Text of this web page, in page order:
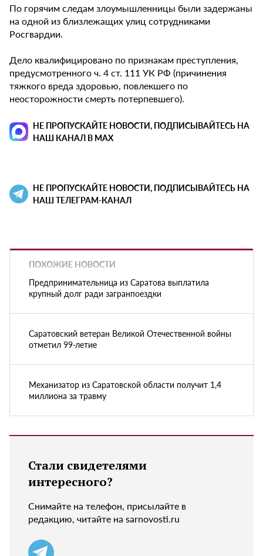
По горячим следам злоумышленницы были задержаны
на одной из близлежащих улиц сотрудниками
Росгвардии.
Дело квалифицировано по признакам преступления,
предусмотренного ч. 4 ст. 111 УК РФ (причинения
тяжкого вреда здоровью, повлекшего по
неосторожности смерть потерпевшего).
НЕ ПРОПУСКАЙТЕ НОВОСТИ, ПОДПИСЫВАЙТЕСЬ НА
НАШ КАНАЛ В MAX
НЕ ПРОПУСКАЙТЕ НОВОСТИ, ПОДПИСЫВАЙТЕСЬ НА
НАШ ТЕЛЕГРАМ-КАНАЛ
ПОХОЖИЕ НОВОСТИ
Предпринимательница из Саратова выплатила
крупный долг ради загранпоездки
Саратовский ветеран Великой Отечественной войны
отметил 99-летие
Механизатор из Саратовской области получит 1,4
миллиона за травму
Стали свидетелями
интересного?
Снимайте на телефон, присылайте в
редакцию, читайте на sarnovosti.ru